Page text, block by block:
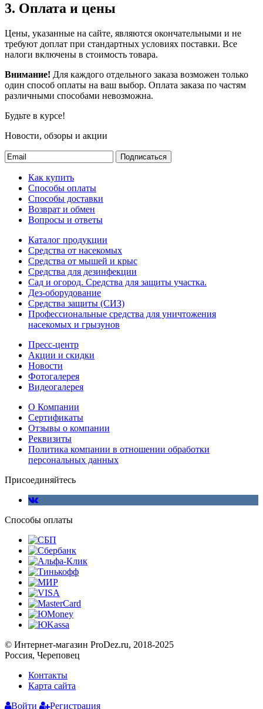
3. Оплата и цены
Цены, указанные на сайте, являются окончательными и не
требуют доплат при стандартных условиях поставки. Все
налоги включены в стоимость товара.
Внимание! Для каждого отдельного заказа возможен только
один способ оплаты на ваш выбор. Оплата заказа по частям
различными способами невозможна.
Будьте в курсе!
Новости, обзоры и акции
Подписаться
Как купить
Способы оплаты
Способы доставки
Возврат и обмен
Вопросы и ответы
Каталог продукции
Средства от насекомых
Средства от мышей и крыс
Средства для дезинфекции
Сад и огород. Средства для защиты участка.
Дез-оборудование
Средства защиты (СИЗ)
Профессиональные средства для уничтожения
насекомых и грызунов
Пресс-центр
Акции и скидки
Новости
Фотогалерея
Видеогалерея
О Компании
Сертификаты
Отзывы о компании
Реквизиты
Политика компании в отношении обработки
персональных данных
Присоединяйтесь
Способы оплаты
© Интернет-магазин ProDez.ru, 2018-2025
Россия, Череповец
Контакты
Карта сайта
Войти
Регистрация